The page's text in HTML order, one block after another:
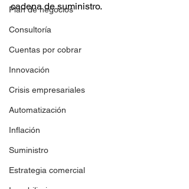
Plan de negocios
Consultoría
Cuentas por cobrar
Innovación
Crisis empresariales
Automatización
Inflación
Suministro
Estrategia comercial
cadena de suministro.